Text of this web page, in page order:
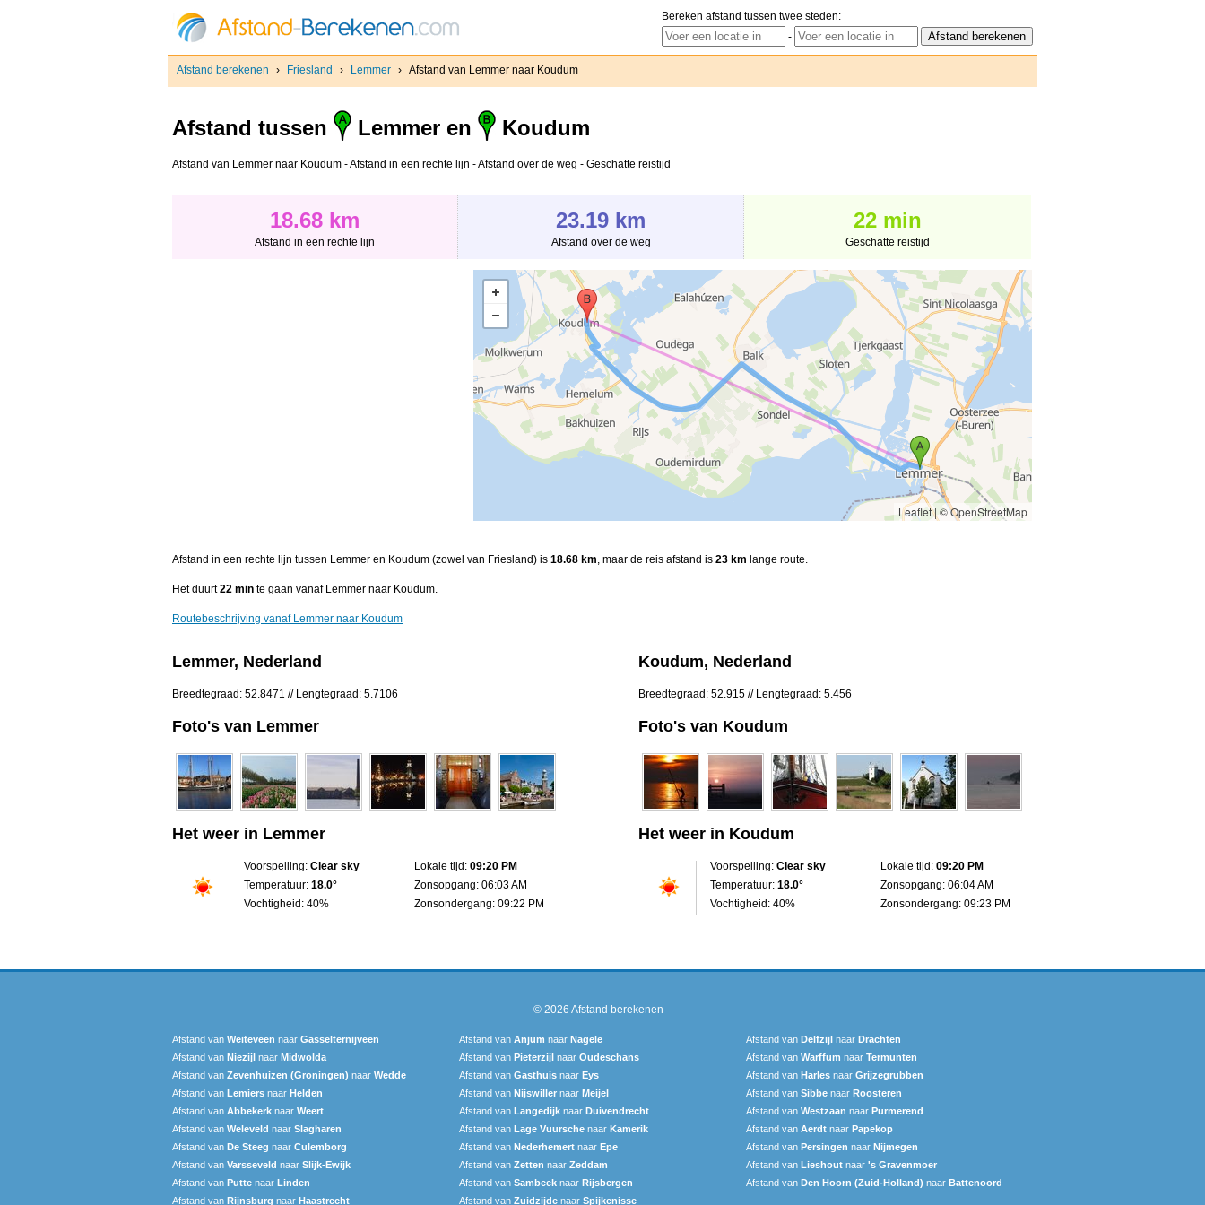
Bereken afstand tussen twee steden:
-
Afstand berekenen › Friesland › Lemmer › Afstand van Lemmer naar Koudum
Afstand tussen Lemmer en Koudum
Afstand van Lemmer naar Koudum - Afstand in een rechte lijn - Afstand over de weg - Geschatte reistijd
18.68 km
Afstand in een rechte lijn
23.19 km
Afstand over de weg
22 min
Geschatte reistijd
Leaflet| © OpenStreetMap
Afstand in een rechte lijn tussen Lemmer en Koudum (zowel van Friesland) is 18.68 km, maar de reis afstand is 23 km lange route.
Het duurt22 min te gaan vanaf Lemmer naar Koudum.
Routebeschrijving vanaf Lemmer naar Koudum
Lemmer, Nederland
Breedtegraad: 52.8471 // Lengtegraad: 5.7106
Foto's van Lemmer
Het weer in Lemmer
Voorspelling: Clear sky
Temperatuur: 18.0°
Vochtigheid: 40%
Lokale tijd: 09:20 PM
Zonsopgang: 06:03 AM
Zonsondergang: 09:22 PM
Koudum, Nederland
Breedtegraad: 52.915 // Lengtegraad: 5.456
Foto's van Koudum
Het weer in Koudum
Voorspelling: Clear sky
Temperatuur: 18.0°
Vochtigheid: 40%
Lokale tijd: 09:20 PM
Zonsopgang: 06:04 AM
Zonsondergang: 09:23 PM
© 2026 Afstand berekenen
Afstand van Weiteveen naar Gasselternijveen Afstand van Anjum naar Nagele Afstand van Delfzijl naar Drachten
Afstand van Niezijl naar Midwolda Afstand van Pieterzijl naar Oudeschans Afstand van Warffum naar Termunten
Afstand van Zevenhuizen (Groningen) naar Wedde Afstand van Gasthuis naar Eys Afstand van Harles naar Grijzegrubben
Afstand van Lemiers naar Helden Afstand van Nijswiller naar Meijel Afstand van Sibbe naar Roosteren
Afstand van Abbekerk naar Weert Afstand van Langedijk naar Duivendrecht Afstand van Westzaan naar Purmerend
Afstand van Weleveld naar Slagharen Afstand van Lage Vuursche naar Kamerik Afstand van Aerdt naar Papekop
Afstand van De Steeg naar Culemborg Afstand van Nederhemert naar Epe Afstand van Persingen naar Nijmegen
Afstand van Varsseveld naar Slijk-Ewijk Afstand van Zetten naar Zeddam Afstand van Lieshout naar 's Gravenmoer
Afstand van Putte naar Linden Afstand van Sambeek naar Rijsbergen Afstand van Den Hoorn (Zuid-Holland) naar Battenoord
Afstand van Rijnsburg naar Haastrecht Afstand van Zuidzijde naar Spijkenisse